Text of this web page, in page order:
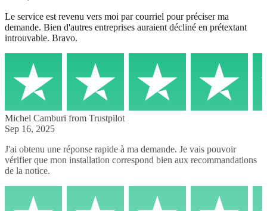
Le service est revenu vers moi par courriel pour préciser ma
demande. Bien d'autres entreprises auraient décliné en prétextant
introuvable. Bravo.
Michel Camburi from Trustpilot
Sep 16, 2025
J'ai obtenu une réponse rapide à ma demande. Je vais pouvoir
vérifier que mon installation correspond bien aux recommandations
de la notice.